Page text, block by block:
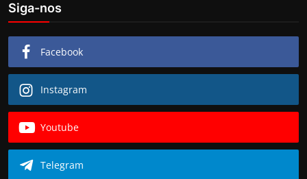
Siga-nos
Facebook
Instagram
Youtube
Telegram